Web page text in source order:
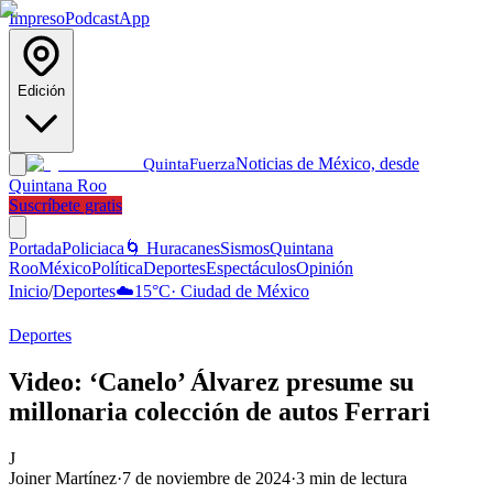
ImpresoPodcastApp
Edición
QuintaFuerzaNoticias de México, desde
Quintana Roo
Suscríbete gratis
PortadaPoliciaca 🌀 HuracanesSismosQuintana
RooMéxicoPolíticaDeportesEspectáculosOpinión
Inicio/Deportes☁️15°C· Ciudad de México
Deportes
Video: ‘Canelo’ Álvarez presume su
millonaria colección de autos Ferrari
J
Joiner Martínez·7 de noviembre de 2024·3 min de lectura